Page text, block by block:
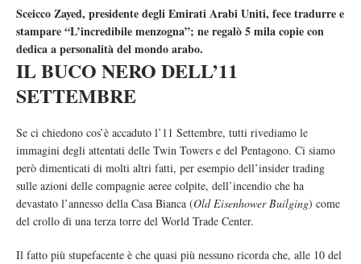
Sceicco Zayed, presidente degli Emirati Arabi Uniti, fece tradurre e
stampare “L’incredibile menzogna”; ne regalò 5 mila copie con
dedica a personalità del mondo arabo.
IL BUCO NERO DELL’11
SETTEMBRE
Se ci chiedono cos’è accaduto l’11 Settembre, tutti rivediamo le
immagini degli attentati delle Twin Towers e del Pentagono. Ci siamo
però dimenticati di molti altri fatti, per esempio dell’insider trading
sulle azioni delle compagnie aeree colpite, dell’incendio che ha
devastato l’annesso della Casa Bianca (Old Eisenhower Builging) come
del crollo di una terza torre del World Trade Center.
Il fatto più stupefacente è che quasi più nessuno ricorda che, alle 10 del